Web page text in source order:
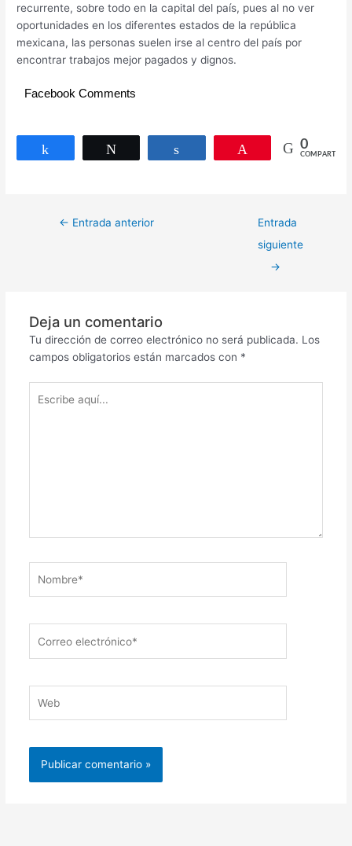
recurrente, sobre todo en la capital del país, pues al no ver
oportunidades en los diferentes estados de la república
mexicana, las personas suelen irse al centro del país por
encontrar trabajos mejor pagados y dignos.
Facebook Comments
Compartir Compartir 0
COMPARTIR
← Entrada anterior
Entrada
siguiente
→
Deja un comentario
Tu dirección de correo electrónico no será publicada. Los
campos obligatorios están marcados con *
aquí...
electrónico*